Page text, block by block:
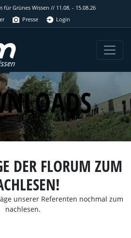
für Grünes Wissen // 11.08. - 15.08.26
Presse Login
DER FLORUM ZUM
unserer Referenten nochmal zum
nachlesen.